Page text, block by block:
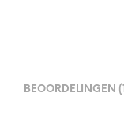
BEOORDELINGEN